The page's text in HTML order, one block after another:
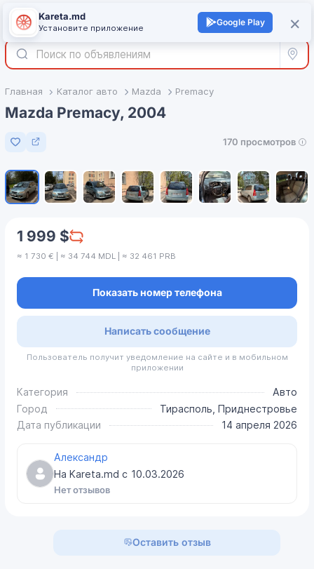
Войти +
Все
Главная Каталог авто Mazda Premacy
Mazda Premacy, 2004
Добавить в избранное
170 просмотров
1 999 $
≈ 1 730 € | ≈ 34 744 MDL | ≈ 32 461 PRB
Показать номер телефона
Написать сообщение
Пользователь получит уведомление на сайте и в мобильном
приложении
Категория
Авто
Город
Тирасполь, Приднестровье
Дата публикации
14 апреля 2026
Александр
На Kareta.md с 10.03.2026
Нет отзывов
Оставить отзыв
×
Kareta.md
Установите приложение
Google Play